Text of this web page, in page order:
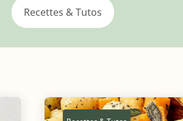
Recettes & Tutos